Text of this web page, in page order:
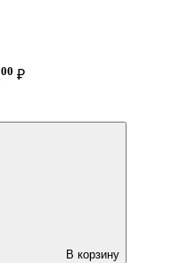
00 ₽
В корзину